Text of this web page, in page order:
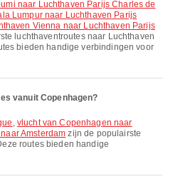
Lumpur naar Luchthaven Parijs
Vienna naar Luchthaven Parijs
luchthaventroutes naar Luchthaven
bieden handige verbindingen voor
vanuit Copenhagen?
, vlucht van Copenhagen naar
Amsterdam zijn de populairste
routes bieden handige